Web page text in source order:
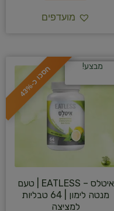
מועדפים
ח
ס
כ
ו
כ
-
4
3
% מבצע!
איטלס – EATLESS | טעם
מנטה לימון | 64 טבליות
למציצה